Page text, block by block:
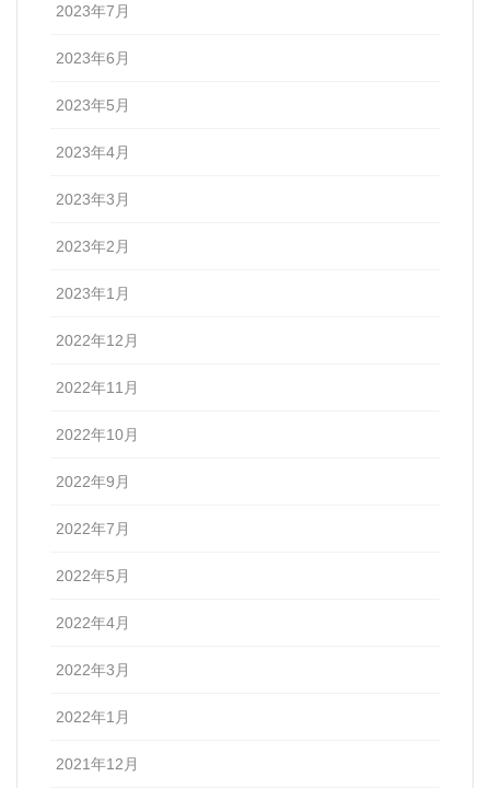
2023年7月
2023年6月
2023年5月
2023年4月
2023年3月
2023年2月
2023年1月
2022年12月
2022年11月
2022年10月
2022年9月
2022年7月
2022年5月
2022年4月
2022年3月
2022年1月
2021年12月